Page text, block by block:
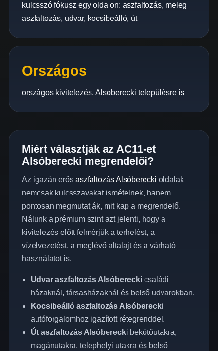
kulcsszó fókusz egy oldalon: aszfaltozás, meleg
aszfaltozás, udvar, kocsibeálló, út
Országos
országos kivitelezés, Alsóberecki településre is
Miért választják az AC11-et
Alsóberecki megrendelői?
Az igazán erős aszfaltozás Alsóberecki oldalak
nemcsak kulcsszavakat ismételnek, hanem
pontosan megmutatják, mit kap a megrendelő.
Nálunk a prémium szint azt jelenti, hogy a
kivitelezés előtt felmérjük a terhelést, a
vízelvezetést, a meglévő altalajt és a várható
használatot is.
Udvar aszfaltozás Alsóbereckicsaládi
házaknál, társasházaknál és belső udvarokban.
Kocsibeálló aszfaltozás Alsóberecki
autóforgalomhoz igazított rétegrenddel.
Út aszfaltozás Alsóbereckibekötőutakra,
magánutakra, telephelyi utakra és belső